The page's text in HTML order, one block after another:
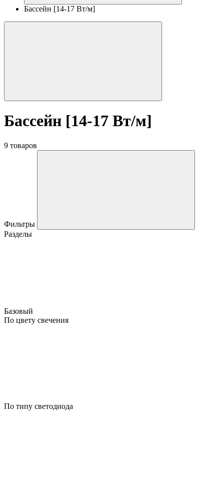
Бассейн [14-17 Вт/м]
Бассейн [14-17 Вт/м]
9 товаров
Фильтры
Разделы
Базовый
По цвету свечения
По типу светодиода